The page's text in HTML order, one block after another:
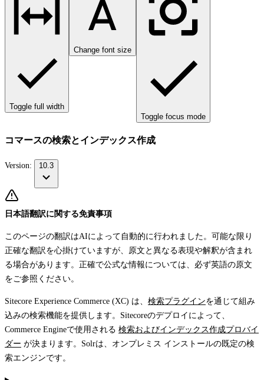
Toggle full width
Change font size
Toggle focus mode
コマースの検索とインデックス作成
Version: 10.3
日本語翻訳に関する免責事項
このページの翻訳はAIによって自動的に行われました。可能な限り
正確な翻訳を心掛けていますが、原文と異なる表現や解釈が含まれ
る場合があります。正確で公式な情報については、必ず英語の原文
をご参照ください。
Sitecore Experience Commerce (XC) は、 検索プラグインを通じて組み
込みの検索機能を提供します。Sitecoreのデプロイによって、
Commerce Engineで使用される 検索およびインデックス作成プロバイ
ダー が決まります。Solrは、オンプレミス インストールの既定の検
索エンジンです。